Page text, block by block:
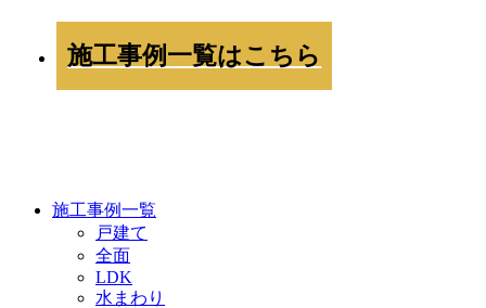
施工事例一覧はこちら
施工事例一覧
戸建て
全面
LDK
水まわり